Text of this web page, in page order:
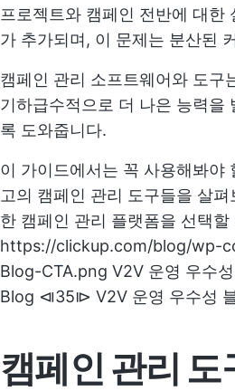
프로젝트와 캠페인 전반에 대한
가 추가되며, 이 문제는 분산된
캠페인 관리 소프트웨어와 도구
기하급수적으로 더 나은 능력을
록 도와줍니다.
이 가이드에서는 꼭 사용해봐야
고의 캠페인 관리 도구들을 살
한 캠페인 관리 플랫폼을 선택
https://clickup.com/blog/wp-
Blog-CTA.png V2V 운영 우수
Blog ⧏35⧐ V2V 운영 우수성
캠페인 관리